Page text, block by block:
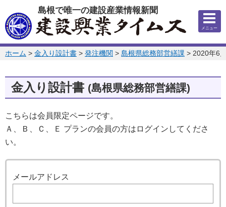
このページの本文へ
島根で唯一の建設産業情報新聞
メニュー
このページの位置:
ホーム > 金入り設計書 > 発注機関 > 島根県総務部営繕課 > 2020年6
金入り設計書 (島根県総務部営繕課)
こちらは会員限定ページです。
Ａ、Ｂ、Ｃ、Ｅ プランの会員の方はログインしてくださ
い。
メールアドレス